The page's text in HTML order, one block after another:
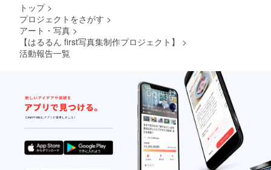
トップ >
プロジェクトをさがす >
アート・写真 >
【はるるん first写真集制作プロジェクト】
>
活動報告一覧